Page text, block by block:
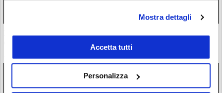
Mostra dettagli
Accetta tutti
Personalizza
Zcash completa l’atteso aggiornamento Ironwood: la supply